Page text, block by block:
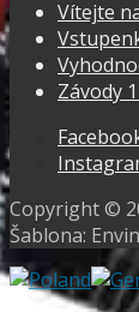
Vítejte
Závody
Copyright ©
Šablona: